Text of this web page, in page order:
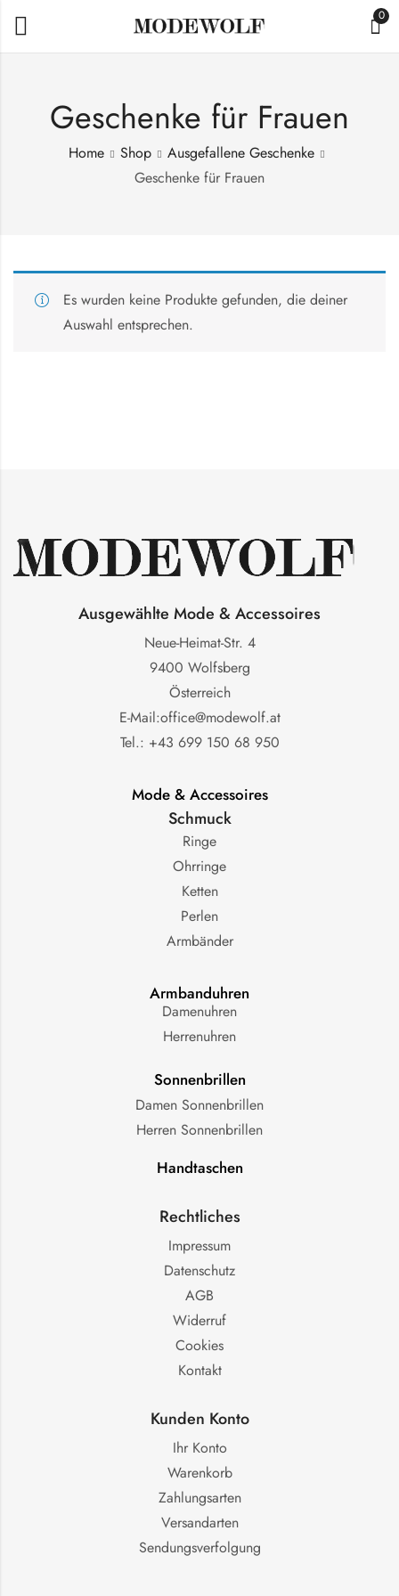
0
Geschenke für Frauen
Home Shop
Ausgefallene Geschenke
Geschenke für Frauen
Es wurden keine Produkte gefunden, die deiner
Auswahl entsprechen.
Ausgewählte Mode & Accessoires
Neue-Heimat-Str. 4
9400 Wolfsberg
Österreich
E-Mail:office@modewolf.at
Tel.: +43 699 150 68 950
Mode & Accessoires
Schmuck
Ringe
Ohrringe
Ketten
Perlen
Armbänder
Armbanduhren
Damenuhren
Herrenuhren
Sonnenbrillen
Damen Sonnenbrillen
Herren Sonnenbrillen
Handtaschen
Rechtliches
Impressum
Datenschutz
AGB
Widerruf
Cookies
Kontakt
Kunden Konto
Ihr Konto
Warenkorb
Zahlungsarten
Versandarten
Sendungsverfolgung